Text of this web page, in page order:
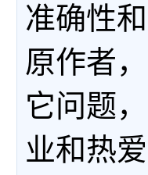
准确性
原作者
它问题
业和热